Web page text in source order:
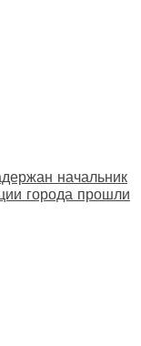
начальник
города прошли